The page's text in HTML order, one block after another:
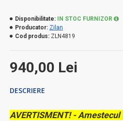
940,00 Lei
Disponibilitate:
IN STOC FURNIZOR
Producator: Zilan
Cod produs: ZLN4819
DESCRIERE
AVERTISMENT! -